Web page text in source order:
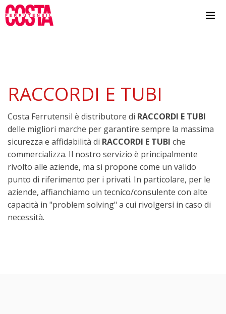
RACCORDI E TUBI
Costa Ferrutensil è distributore di RACCORDI E TUBI
delle migliori marche per garantire sempre la massima
sicurezza e affidabilità di RACCORDI E TUBI che
commercializza. Il nostro servizio è principalmente
rivolto alle aziende, ma si propone come un valido
punto di riferimento per i privati. In particolare, per le
aziende, affianchiamo un tecnico/consulente con alte
capacità in "problem solving" a cui rivolgersi in caso di
necessità.